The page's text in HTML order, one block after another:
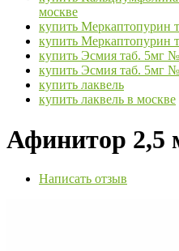
москве
купить Меркаптопурин
купить Меркаптопурин
купить Эсмия таб. 5мг
купить Эсмия таб. 5мг
купить лаквель
купить лаквель в москве
Афинитор 2,5
Написать отзыв